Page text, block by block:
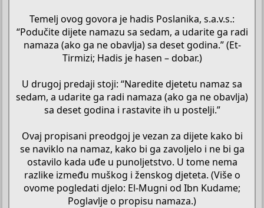
Temelj ovog govora je hadis Poslanika, s.a.v.s.:
“Podučite dijete namazu sa sedam, a udarite ga radi
namaza (ako ga ne obavlja) sa deset godina.” (Et-
Tirmizi; Hadis je hasen – dobar.)
U drugoj predaji stoji: “Naredite djetetu namaz sa
sedam, a udarite ga radi namaza (ako ga ne obavlja)
sa deset godina i rastavite ih u postelji.”
Ovaj propisani preodgoj je vezan za dijete kako bi
se naviklo na namaz, kako bi ga zavoljelo i ne bi ga
ostavilo kada uđe u punoljetstvo. U tome nema
razlike između muškog i ženskog djeteta. (Više o
ovome pogledati djelo: El-Mugni od Ibn Kudame;
Poglavlje o propisu namaza.)